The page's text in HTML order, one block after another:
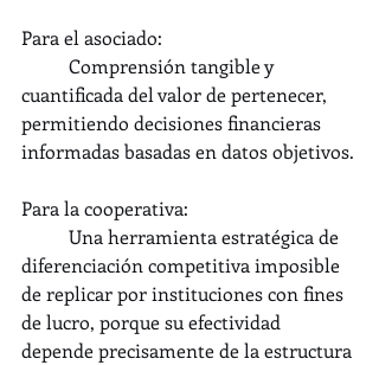
Para el asociado:
cuantificada del valor de pertenecer,
permitiendo decisiones financieras
informadas basadas en datos objetivos.
Para la cooperativa:
diferenciación competitiva imposible
de replicar por instituciones con fines
de lucro, porque su efectividad
depende precisamente de la estructura